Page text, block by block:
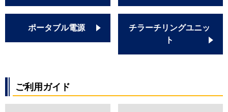
ポータブル電源
チラーチリングユニッ
ト
ご利用ガイド